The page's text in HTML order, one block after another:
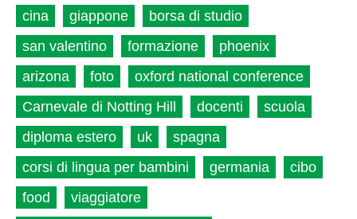
cina
giappone
borsa di studio
san valentino
formazione
phoenix
arizona
foto
oxford national conference
Carnevale di Notting Hill
docenti
scuola
diploma estero
uk
spagna
corsi di lingua per bambini
germania
cibo
food
viaggiatore